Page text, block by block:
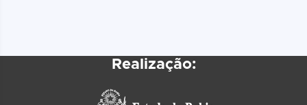
Realização: